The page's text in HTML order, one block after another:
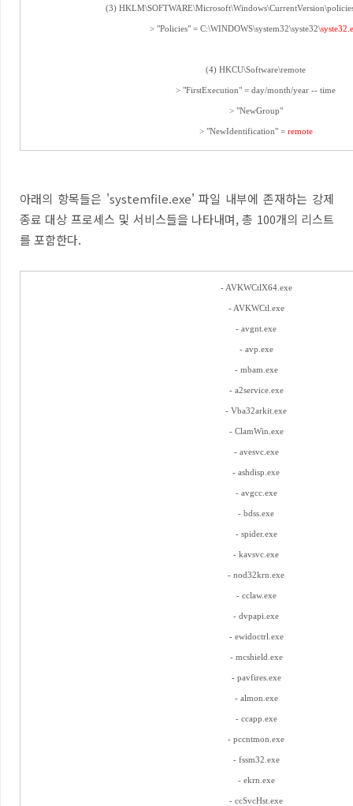
(3)
> "Policies" = C:\WINDOWS\system32\syste32\
(4) HKCU\Software\remote
> "FirstExecution" = day/month/year -- time
> "NewGroup"
> "NewIdentification" = remote
아래의 항목들은 'systemfile.exe' 파일 내부에 존재하는 강제
종료 대상 프로세스 및 서비스들을 나타내며, 총 100개의 리스트
를 포함한다.
- AVKWCtlX64.exe
- AVKWCtl.exe
- avgnt.exe
- avp.exe
- mbam.exe
- a2service.exe
- Vba32arkit.exe
- ClamWin.exe
- avesvc.exe
- ashdisp.exe
- avgcc.exe
- bdss.exe
- spider.exe
- kavsvc.exe
- nod32krn.exe
- cclaw.exe
- dvpapi.exe
- ewidoctrl.exe
- mcshield.exe
- pavfires.exe
- almon.exe
- ccapp.exe
- pccntmon.exe
- fssm32.exe
- ekrn.exe
- ccSvcHst.exe